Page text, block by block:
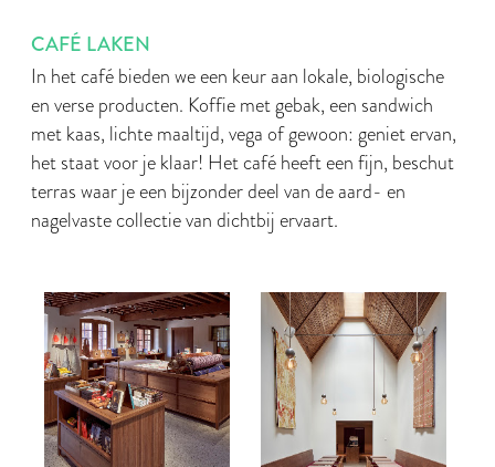
CAFÉ LAKEN
In het café bieden we een keur aan lokale, biologische
en verse producten. Koffie met gebak, een sandwich
met kaas, lichte maaltijd, vega of gewoon: geniet ervan,
het staat voor je klaar! Het café heeft een fijn, beschut
terras waar je een bijzonder deel van de aard- en
nagelvaste collectie van dichtbij ervaart.